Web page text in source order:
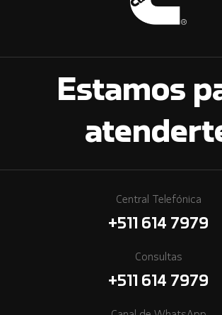
Estamos
Central Telefónica
+511 614 7979
Consultas
+511 614 7979